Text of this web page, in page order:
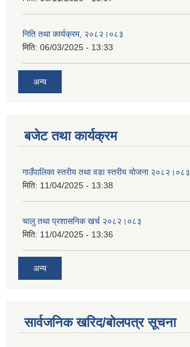
निति तथा कार्यक्रम, २०८२।०८३
मिति: 06/03/2025 - 13:33
अन्य
बजेट तथा कार्यक्रम
गाउँपालिका स्तरीय तथा वडा स्तरीय योजना २०८२।०८३
मिति: 11/04/2025 - 13:38
चालु तथा प्रशासनिक खर्च २०८२।०८३
मिति: 11/04/2025 - 13:36
अन्य
सार्वजनिक खरिद/बोलपत्र सूचना